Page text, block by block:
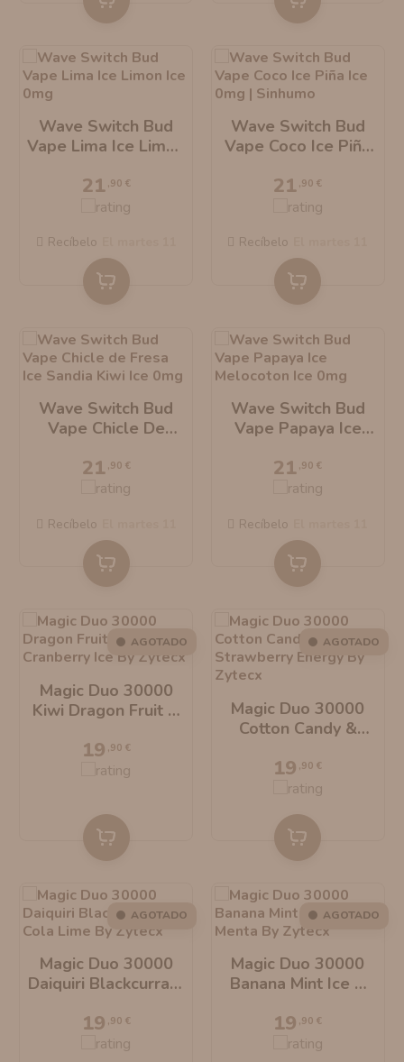
Wave Switch Bud
Vape Lima Ice Limon
21 ,90 €
Recíbelo
Wave Switch Bud
Vape Coco Ice Piña
21 ,90 €
Recíbelo
Wave Switch Bud
Vape Chicle De
Kiwi Ice 0mg
21 ,90 €
Recíbelo
Wave Switch Bud
Vape Papaya Ice
21 ,90 €
Recíbelo
Magic Duo 30000
Kiwi Dragon Fruit &
Zytecx
19 ,90 €
AGOTADO
Magic Duo 30000
Cotton Candy &
By Zytecx
19 ,90 €
AGOTADO
Magic Duo 30000
Daiquiri Blackcurrant
Zytecx
19 ,90 €
AGOTADO
Magic Duo 30000
Banana Mint Ice &
19 ,90 €
AGOTADO